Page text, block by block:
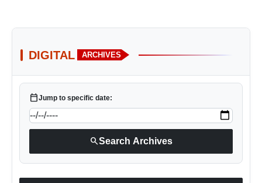
DIGITAL ARCHIVES
calendar_todayJump to specific date:
searchSearch Archives